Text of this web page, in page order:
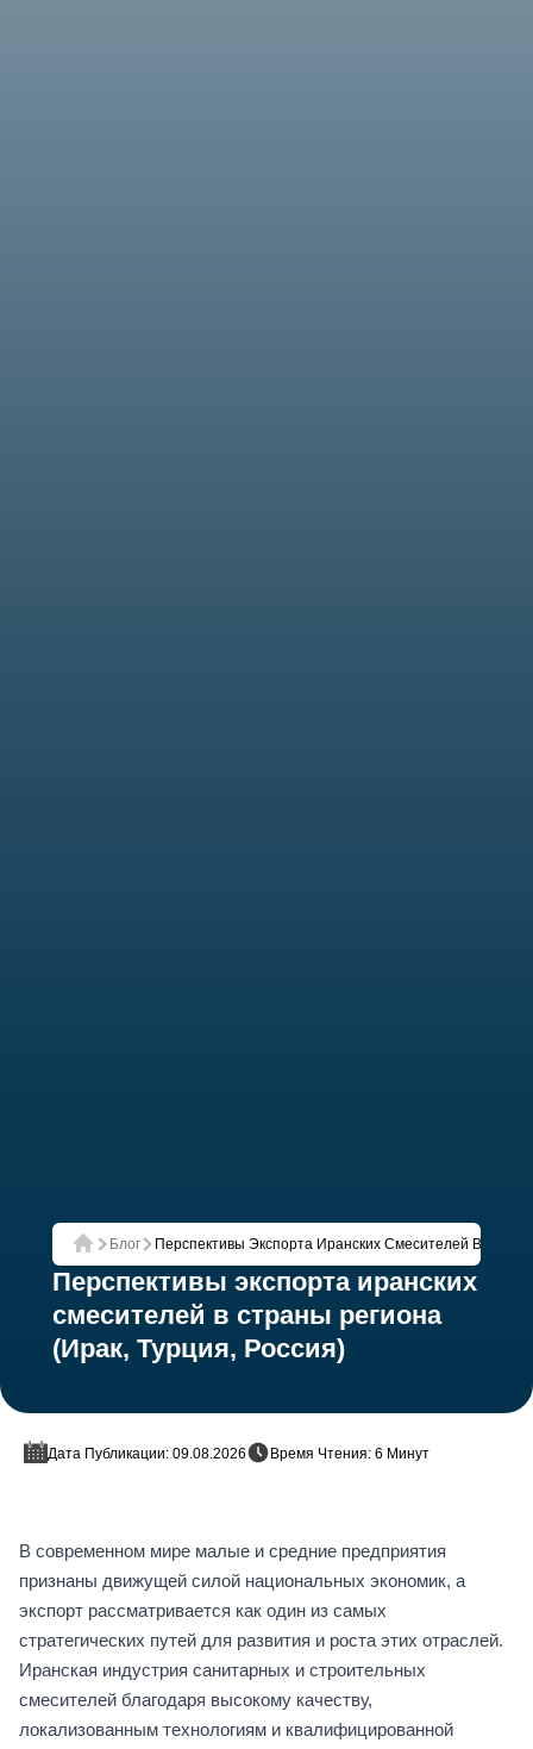
Главная
Блог Перспективы Экспорта Иранских Смесителей В
Перспективы экспорта иранских
смесителей в страны региона
(Ирак, Турция, Россия)
Дата Публикации: 09.08.2026 Время Чтения: 6 Минут
В современном мире малые и средние предприятия
признаны движущей силой национальных экономик, а
экспорт рассматривается как один из самых
стратегических путей для развития и роста этих отраслей.
Иранская индустрия санитарных и строительных
смесителей благодаря высокому качеству,
локализованным технологиям и квалифицированной